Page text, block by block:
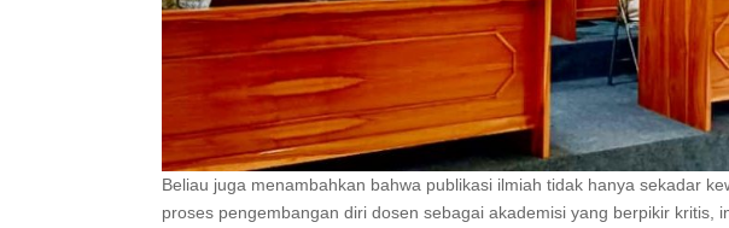
Beliau juga menambahkan bahwa publikasi ilmiah tidak hanya sekadar
proses pengembangan diri dosen sebagai akademisi yang berpikir kritis,